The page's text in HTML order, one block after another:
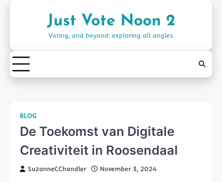
Just Vote Noon 2
Voting, and beyond: exploring all angles
BLOG
De Toekomst van Digitale
Creativiteit in Roosendaal
SuzanneCChandler November 3, 2024